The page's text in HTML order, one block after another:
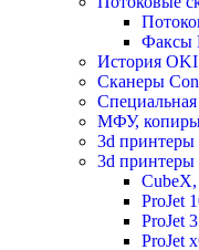
Факсы
История OKI
Сканеры
МФУ, копиры
3d
3d принтеры
ProJet
ProJet
ProJet